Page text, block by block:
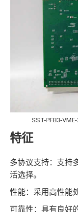
SST-PFB3-
特征
多协议支持：支持
活选择。
性能：采用高性能
可靠性：具有良好